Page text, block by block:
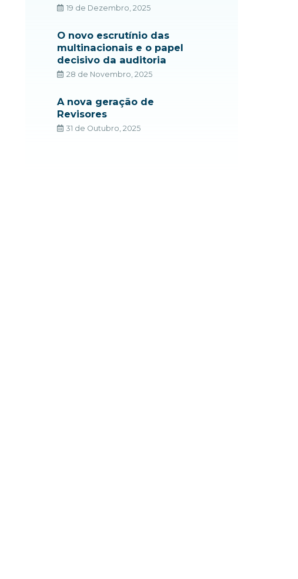
19 de Dezembro, 2025
O novo escrutínio das
multinacionais e o papel
decisivo da auditoria
28 de Novembro, 2025
A nova geração de
Revisores
31 de Outubro, 2025